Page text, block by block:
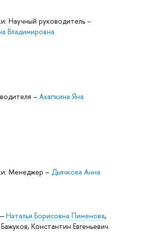
Научный руководитель –
Владимировна
– Ахапкина Яна
Менеджер – Дьячкова Анна
Наталья Борисовна Пименова,
Константин Евгеньевич